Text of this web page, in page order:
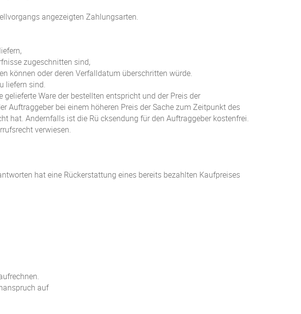
angezeigten Zahlungsarten.
zugeschnitten sind,
können oder deren Verfalldatum überschritten würde.
liefern sind.
Ware der bestellten entspricht und der Preis der
Auftraggeber bei einem höheren Preis der Sache zum Zeitpunkt des
hat. Andernfalls ist die Rü cksendung für den Auftraggeber kostenfrei.
verwiesen.
hat eine Rückerstattung eines bereits bezahlten Kaufpreises
auf